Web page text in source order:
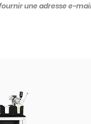
une adresse e-